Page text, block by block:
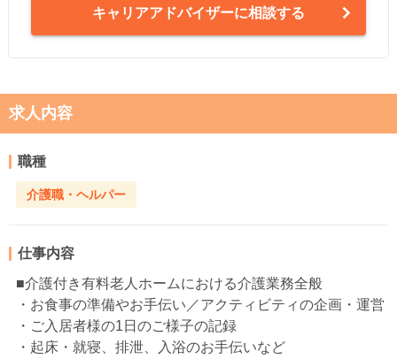
キャリアアドバイザーに相談する
求人内容
職種
介護職・ヘルパー
仕事内容
■介護付き有料老人ホームにおける介護業務全般
・お食事の準備やお手伝い／アクティビティの企画・運営
・ご入居者様の1日のご様子の記録
・起床・就寝、排泄、入浴のお手伝いなど